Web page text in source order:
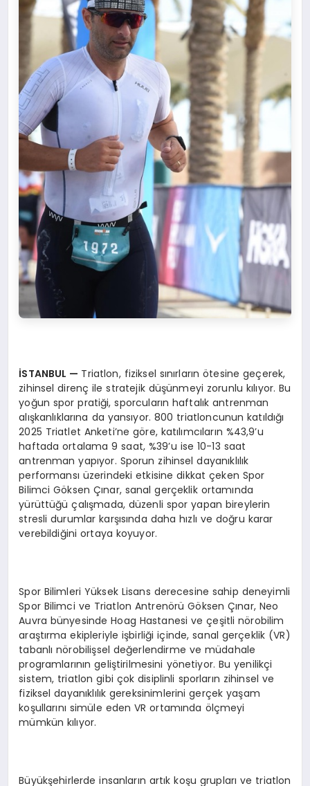
İSTANBUL — Triatlon, fiziksel sınırların ötesine geçerek,
zihinsel direnç ile stratejik düşünmeyi zorunlu kılıyor. Bu
yoğun spor pratiği, sporcuların haftalık antrenman
alışkanlıklarına da yansıyor. 800 triatloncunun katıldığı
2025 Triatlet Anketi’ne göre, katılımcıların %43,9’u
haftada ortalama 9 saat, %39’u ise 10-13 saat
antrenman yapıyor. Sporun zihinsel dayanıklılık
performansı üzerindeki etkisine dikkat çeken Spor
Bilimci Göksen Çınar, sanal gerçeklik ortamında
yürüttüğü çalışmada, düzenli spor yapan bireylerin
stresli durumlar karşısında daha hızlı ve doğru karar
verebildiğini ortaya koyuyor.
Spor Bilimleri Yüksek Lisans derecesine sahip deneyimli
Spor Bilimci ve Triatlon Antrenörü Göksen Çınar, Neo
Auvra bünyesinde Hoag Hastanesi ve çeşitli nörobilim
araştırma ekipleriyle işbirliği içinde, sanal gerçeklik (VR)
tabanlı nörobilişsel değerlendirme ve müdahale
programlarının geliştirilmesini yönetiyor. Bu yenilikçi
sistem, triatlon gibi çok disiplinli sporların zihinsel ve
fiziksel dayanıklılık gereksinimlerini gerçek yaşam
koşullarını simüle eden VR ortamında ölçmeyi
mümkün kılıyor.
Büyükşehirlerde insanların artık koşu grupları ve triatlon